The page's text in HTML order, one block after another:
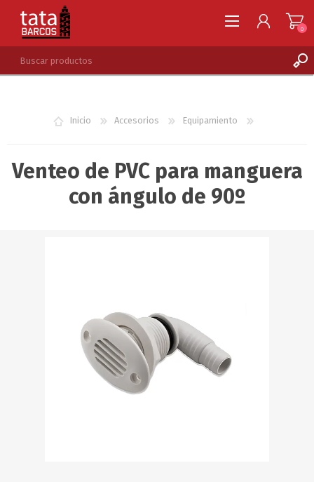
LISTA DE DESEOS
0
Inicio Accesorios Equipamiento
Venteo de PVC para manguera
con ángulo de 90º